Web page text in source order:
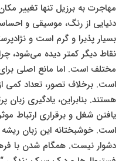
مهاجرت به برزیل تنها تغییر
دنیایی از رنگ، موسیقی و
بسیار پذیرا و گرم است و
نقاط دیگر کمتر دیده می‌شود،
مختلف است. اما مانع اصلی برای
است. برخلاف تصور، تعداد کمی
هستند. بنابراین، یادگیری زبان
یافتن شغل و برقراری ارتباط
است. خوشبختانه این زبان ریشه
دشوار نیست. همگام شدن با